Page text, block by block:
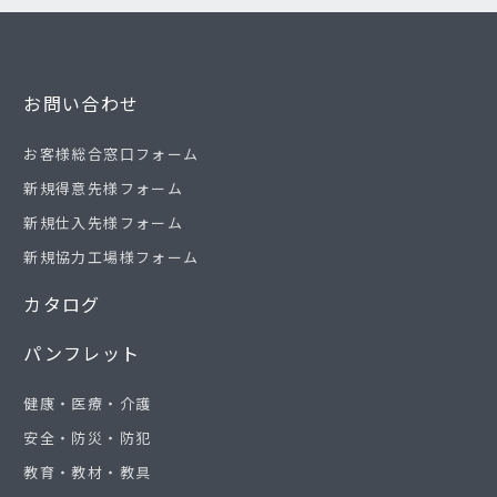
お問い合わせ
お客様総合窓口フォーム
新規得意先様フォーム
新規仕入先様フォーム
新規協力工場様フォーム
カタログ
パンフレット
健康・医療・介護
安全・防災・防犯
教育・教材・教具